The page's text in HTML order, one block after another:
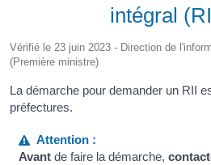
intégral
Vérifié le 23 juin 2023 - Direction de
(Première ministre)
La démarche pour demander un RII
préfectures.
Attention :
Avant de faire la démarche,